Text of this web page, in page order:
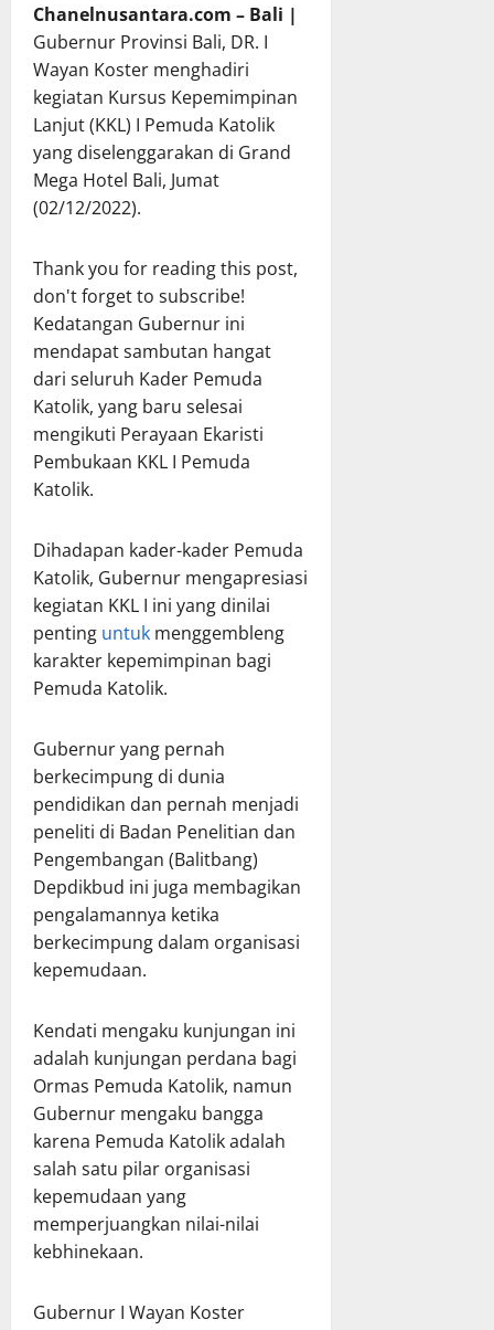
Chanelnusantara.com – Bali |
Gubernur Provinsi Bali, DR. I
Wayan Koster menghadiri
kegiatan Kursus Kepemimpinan
Lanjut (KKL) I Pemuda Katolik
yang diselenggarakan di Grand
Mega Hotel Bali, Jumat
(02/12/2022).
Thank you for reading this post,
don't forget to subscribe!
Kedatangan Gubernur ini
mendapat sambutan hangat
dari seluruh Kader Pemuda
Katolik, yang baru selesai
mengikuti Perayaan Ekaristi
Pembukaan KKL I Pemuda
Katolik.
Dihadapan kader-kader Pemuda
Katolik, Gubernur mengapresiasi
kegiatan KKL I ini yang dinilai
penting untuk menggembleng
karakter kepemimpinan bagi
Pemuda Katolik.
Gubernur yang pernah
berkecimpung di dunia
pendidikan dan pernah menjadi
peneliti di Badan Penelitian dan
Pengembangan (Balitbang)
Depdikbud ini juga membagikan
pengalamannya ketika
berkecimpung dalam organisasi
kepemudaan.
Kendati mengaku kunjungan ini
adalah kunjungan perdana bagi
Ormas Pemuda Katolik, namun
Gubernur mengaku bangga
karena Pemuda Katolik adalah
salah satu pilar organisasi
kepemudaan yang
memperjuangkan nilai-nilai
kebhinekaan.
Gubernur I Wayan Koster